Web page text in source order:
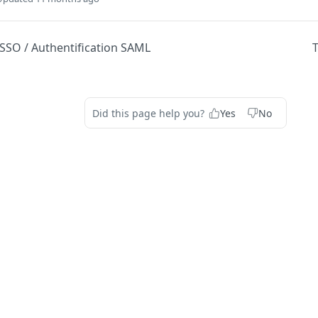
SSO / Authentification SAML
Did this page help you? Yes No